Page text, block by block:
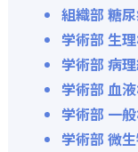
組織部 糖
学術部 生
学術部 病
学術部 血
学術部 一
学術部 微